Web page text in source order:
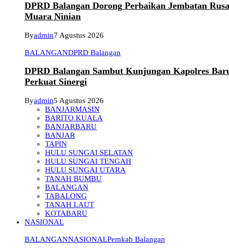
DPRD Balangan Dorong Perbaikan Jembatan
Muara Ninian
Byadmin7 Agustus 2026
BALANGANDPRD Balangan
DPRD Balangan Sambut Kunjungan Kapolres
Perkuat Sinergi
Byadmin5 Agustus 2026
BANJARMASIN
BARITO KUALA
BANJARBARU
BANJAR
TAPIN
HULU SUNGAI SELATAN
HULU SUNGAI TENGAH
HULU SUNGAI UTARA
TANAH BUMBU
BALANGAN
TABALONG
TANAH LAUT
KOTABARU
NASIONAL
BALANGANNASIONALPemkab Balangan